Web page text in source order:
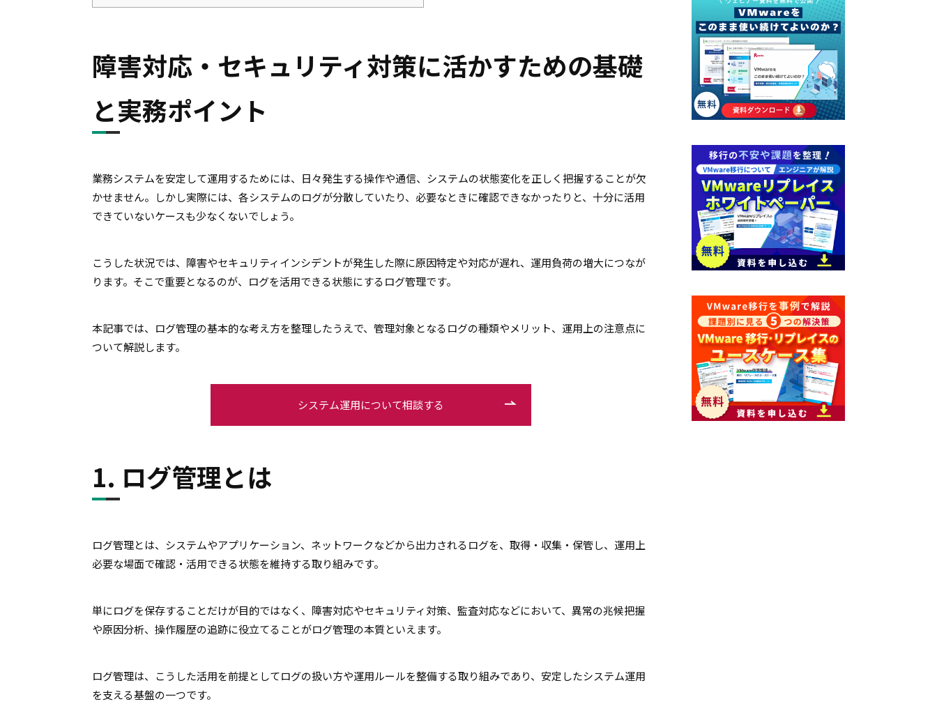
障害対応・セキュリティ対策に活かすための基礎
と実務ポイント
業務システムを安定して運用するためには、日々発生する操作や通信、システムの状態変化を正しく把握することが欠
かせません。しかし実際には、各システムのログが分散していたり、必要なときに確認できなかったりと、十分に活用
できていないケースも少なくないでしょう。
こうした状況では、障害やセキュリティインシデントが発生した際に原因特定や対応が遅れ、運用負荷の増大につなが
ります。そこで重要となるのが、ログを活用できる状態にするログ管理です。
本記事では、ログ管理の基本的な考え方を整理したうえで、管理対象となるログの種類やメリット、運用上の注意点に
ついて解説します。
システム運用について相談する
1. ログ管理とは
ログ管理とは、システムやアプリケーション、ネットワークなどから出力されるログを、取得・収集・保管し、運用上
必要な場面で確認・活用できる状態を維持する取り組みです。
単にログを保存することだけが目的ではなく、障害対応やセキュリティ対策、監査対応などにおいて、異常の兆候把握
や原因分析、操作履歴の追跡に役立てることがログ管理の本質といえます。
ログ管理は、こうした活用を前提としてログの扱い方や運用ルールを整備する取り組みであり、安定したシステム運用
を支える基盤の一つです。